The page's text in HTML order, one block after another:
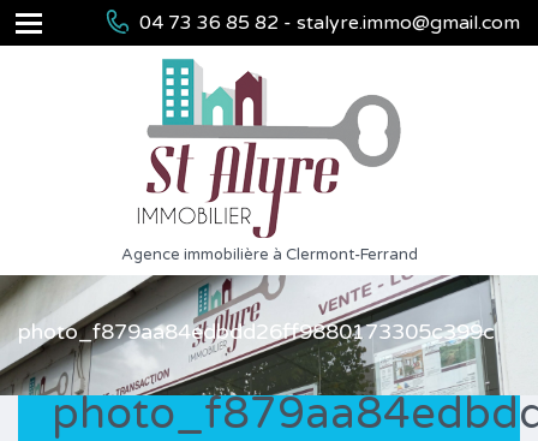
04 73 36 85 82 - stalyre.immo@gmail.com
Agence immobilière à Clermont-Ferrand
photo_f879aa84edbdd26ff9880173305c399c